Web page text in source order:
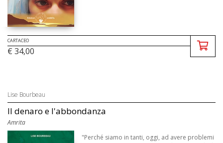
CARTACEO
€ 34,00
Lise Bourbeau
Il denaro e l'abbondanza
Amrita
"Perché siamo in tanti, oggi, ad avere problemi